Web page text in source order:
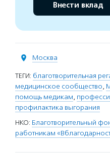
Внести вклад
Москва
ТЕГИ: благотворительная
медицинское сообщество,
помощь медикам,
профилактика выгорания
НКО: Благотворительный
работникам